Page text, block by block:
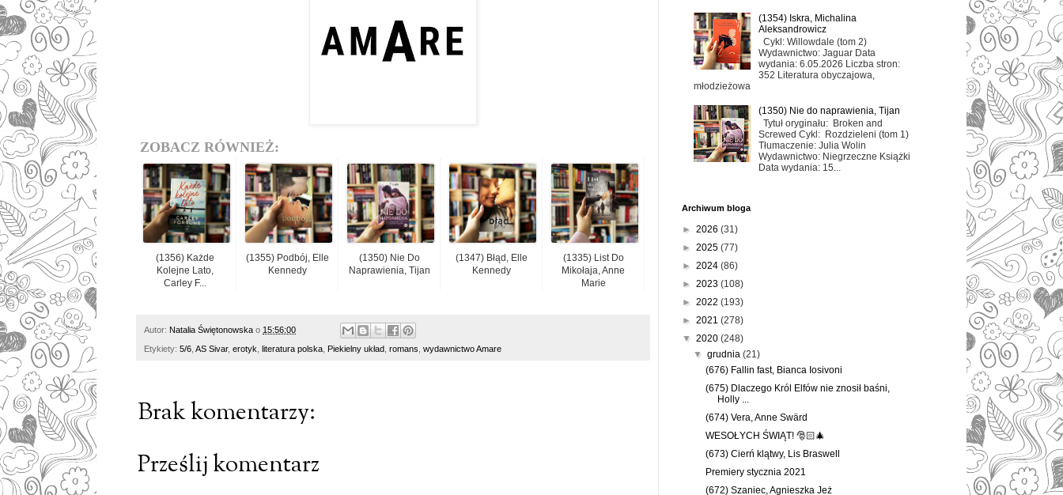
ZOBACZ RÓWNIEŻ:
(1356) Każde
Kolejne Lato,
Carley F...
(1355) Podbój, Elle
Kennedy
(1350) Nie Do
Naprawienia, Tijan
(1347) Błąd, Elle
Kennedy
(1335) List Do
Mikołaja, Anne
Marie
Autor: Natalia Świętonowska o 15:56:00
Etykiety: 5/6 AS Sivar, erotyk literatura polska Piekielny układ romans wydawnictwo Amare
Brak komentarzy:
Prześlij komentarz
(1354) Iskra, Michalina
Aleksandrowicz
Cykl: Willowdale (tom 2)
Wydawnictwo: Jaguar Data
wydania: 6.05.2026 Liczba stron:
352 Literatura obyczajowa,
młodzieżowa
(1350) Nie do naprawienia, Tijan
Tytuł oryginału: Broken and
Screwed Cykl: Rozdzieleni (tom 1)
Tłumaczenie: Julia Wolin
Wydawnictwo: Niegrzeczne Książki
Data wydania: 15...
Archiwum bloga
► 2026 (31)
► 2025 (77)
► 2024 (86)
► 2023 (108)
► 2022 (193)
► 2021 (278)
▼ 2020 (248)
▼grudnia(21)
(676) Fallin fast, Bianca Iosivoni
(675) Dlaczego Król Elfów nie znosił baśni,
Holly ...
(674) Vera, Anne Swärd
WESOŁYCH ŚWIĄT! 🎅🏻🎄
(673) Cierń klątwy, Lis Braswell
Premiery stycznia 2021
(672) Szaniec, Agnieszka Jeż